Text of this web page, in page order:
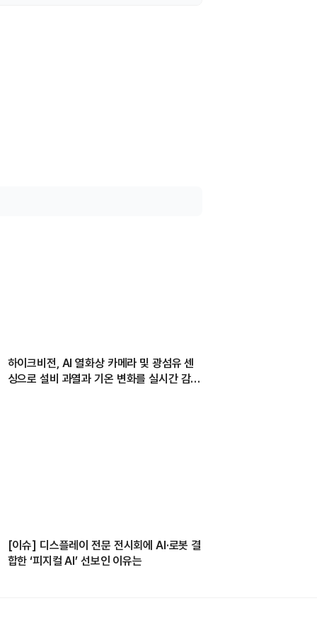
하이크비전, AI 열화상 카메라 및 광섬유 센
싱으로 설비 과열과 기온 변화를 실시간 감지
[이슈] 디스플레이 전문 전시회에 AI·로봇 결
합한 ‘피지컬 AI’ 선보인 이유는